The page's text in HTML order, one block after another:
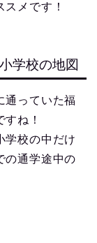
スメです！
学校の地図
通っていた福
ね！
学校の中だけ
の通学途中の